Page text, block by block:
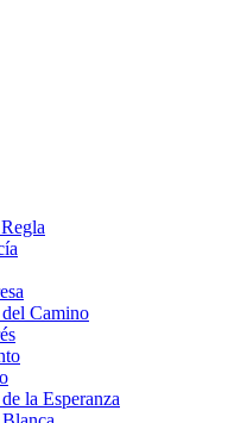
Camino
la Esperanza